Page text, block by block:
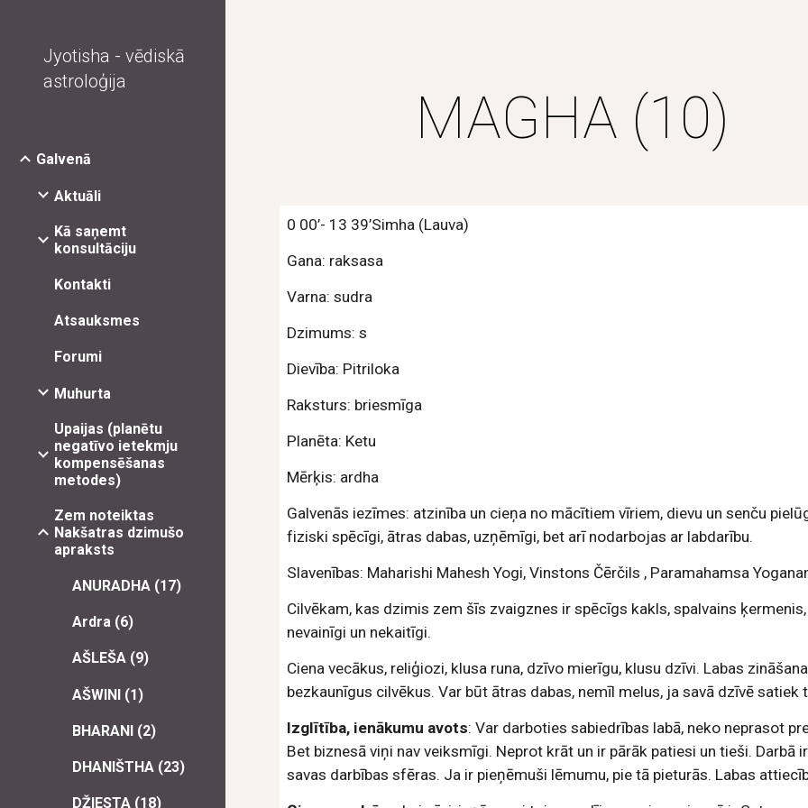
Jyotisha - vēdiskā
astroloģija
Galvenā
Aktuāli
Kā saņemt
konsultāciju
Kontakti
Atsauksmes
Forumi
Muhurta
Upaijas (planētu
negatīvo ietekmju
kompensēšanas
metodes)
Zem noteiktas
Nakšatras dzimušo
apraksts
ANURADHA (17)
Ardra (6)
AŠLEŠA (9)
AŠWINI (1)
BHARANI (2)
DHANIŠTHA (23)
DŽIESTA (18)
MAGHA (10)
0 00’- 13 39’Simha (Lauva)
Gana: raksasa
Varna: sudra
Dzimums: s
Dievība: Pitriloka
Raksturs: briesmīga
Planēta: Ketu
Mērķis: ardha
Galvenās iezīmes: atzinība un cieņa no mācītiem vīriem, dievu un senču
fiziski spēcīgi, ātras dabas, uzņēmīgi, bet arī nodarbojas ar labdarību.
Slavenības: Maharishi Mahesh Yogi, Vinstons Čērčils , Paramahamsa
Cilvēkam, kas dzimis zem šīs zvaigznes ir spēcīgs kakls, spalvains
nevainīgi un nekaitīgi.
Ciena vecākus, reliģiozi, klusa runa, dzīvo mierīgu, klusu dzīvi. Labas
bezkaunīgus cilvēkus. Var būt ātras dabas, nemīl melus, ja savā dzīvē
Izglītība, ienākumu avots: Var darboties sabiedrības labā, neko neprasot
Bet biznesā viņi nav veiksmīgi. Neprot krāt un ir pārāk patiesi un tieši.
savas darbības sfēras. Ja ir pieņēmuši lēmumu, pie tā pieturās. Labas